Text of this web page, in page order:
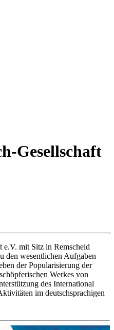
Gesellschaft
e.V. mit Sitz in Remscheid
den wesentlichen Aufgaben
der Popularisierung der
Werkes von
des International
im deutschsprachigen